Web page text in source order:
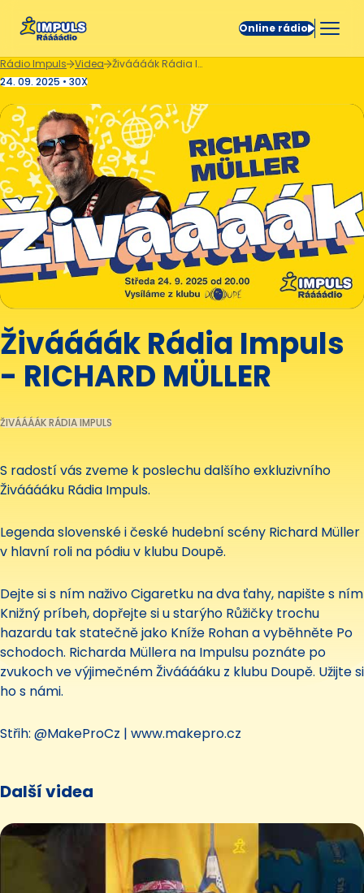
Online rádio
Rádio Impuls Videa
Živáááák Rádia Impuls - RICHARD MÜLLER
24. 09. 2025 • 30X
Živáááák Rádia Impuls
- RICHARD MÜLLER
ŽIVÁÁÁÁK RÁDIA IMPULS
S radostí vás zveme k poslechu dalšího exkluzivního
Živááááku Rádia Impuls.
Legenda slovenské i české hudební scény Richard Müller
v hlavní roli na pódiu v klubu Doupě.
Dejte si s ním naživo Cigaretku na dva ťahy, napište s ním
Knižný príbeh, dopřejte si u starýho Růžičky trochu
hazardu tak statečně jako Kníže Rohan a vyběhněte Po
schodoch. Richarda Müllera na Impulsu poznáte po
zvukoch ve výjimečném Živááááku z klubu Doupě. Užijte si
ho s námi.
Střih: @MakeProCz | www.makepro.cz
Další videa